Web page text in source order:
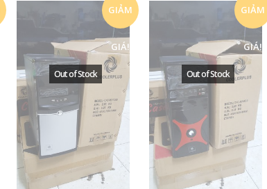
GIẢM
GIÁ!
GIẢM
GIÁ!